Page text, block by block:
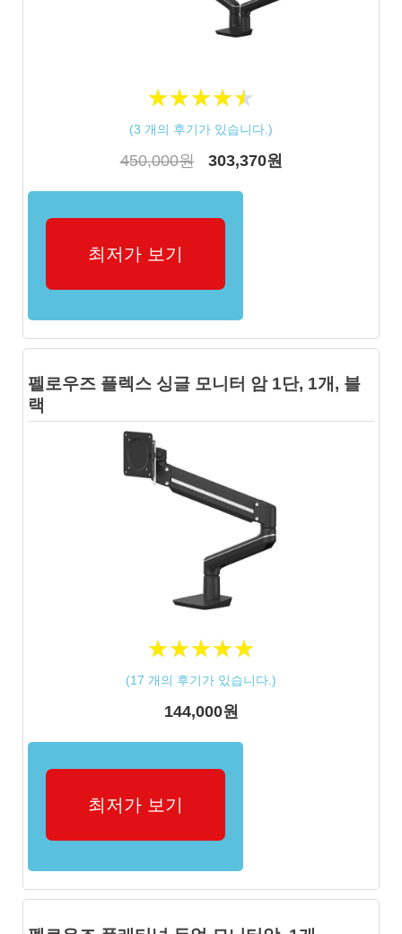
★★★★★
★★★★★
(3 개의 후기가 있습니다.)
450,000원 303,370원
최저가 보기
펠로우즈 플렉스 싱글 모니터 암 1단, 1개, 블
랙
★★★★★
★★★★★
(17 개의 후기가 있습니다.)
144,000원
최저가 보기